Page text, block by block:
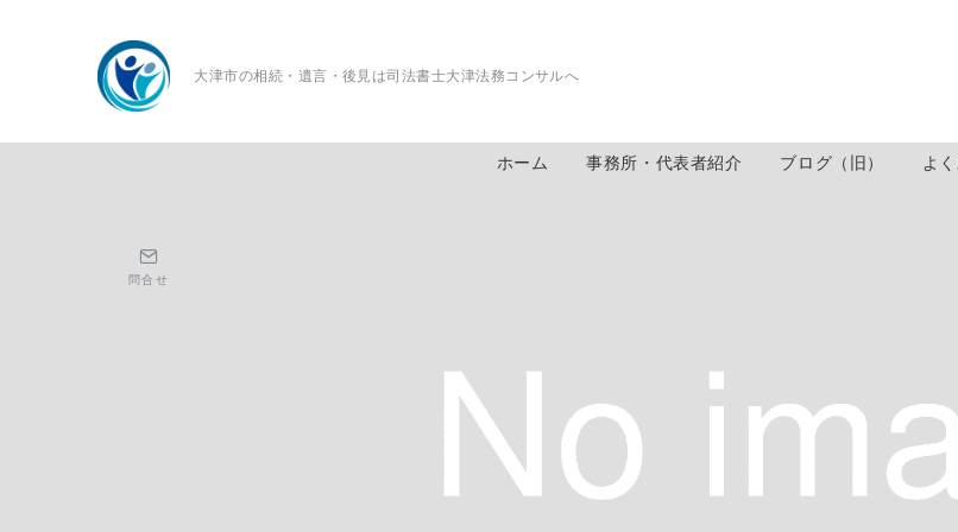
大津市の相続・遺言・後見は司法書士大津法務コンサルへ
ホーム 事務所・代表者紹介 ブログ（旧） よ
問合せ